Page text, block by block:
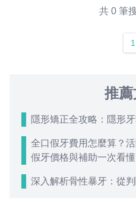
共 0 筆
1
推
隱形矯正全攻略：隱形
全口假牙費用怎麼算？
假牙價格與補助一次看懂
深入解析骨性暴牙：從